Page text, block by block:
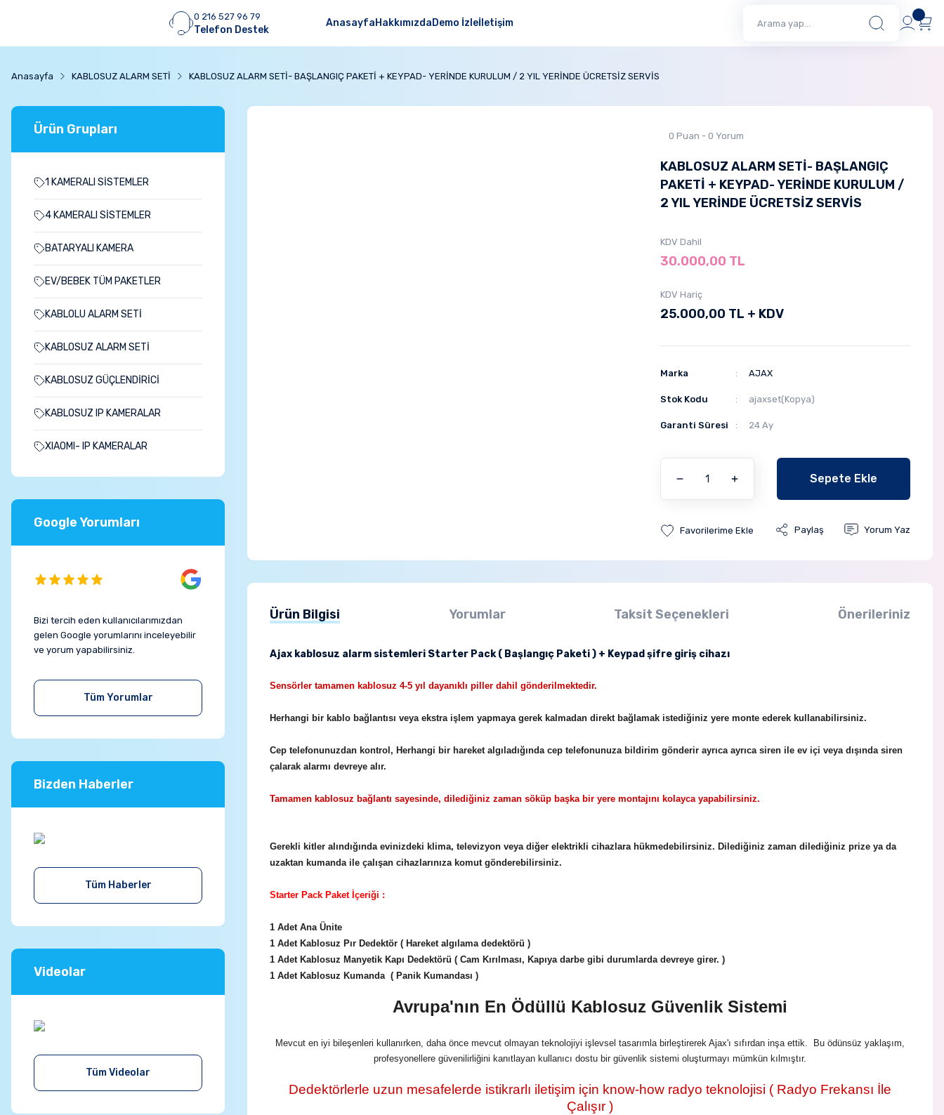
0 216 527 96 79
Telefon Destek
AnasayfaHakkımızdaDemo İzleİletişim
Anasayfa KABLOSUZ ALARM SETİ KABLOSUZ ALARM SETİ- BAŞLANGIÇ PAKETİ + KEYPAD- YERİNDE KURULUM / 2 YIL YERİNDE ÜCRETSİZ SERVİS
Ürün Grupları
1 KAMERALI SİSTEMLER
4 KAMERALI SİSTEMLER
BATARYALI KAMERA
EV/BEBEK TÜM PAKETLER
KABLOLU ALARM SETİ
KABLOSUZ ALARM SETİ
KABLOSUZ GÜÇLENDİRİCİ
KABLOSUZ IP KAMERALAR
XIAOMI- IP KAMERALAR
Google Yorumları
Bizi tercih eden kullanıcılarımızdan
gelen Google yorumlarını inceleyebilir
ve yorum yapabilirsiniz.
Tüm Yorumlar
Bizden Haberler
Tüm Haberler
Videolar
Tüm Videolar
0 Puan - 0 Yorum
KABLOSUZ ALARM SETİ- BAŞLANGIÇ
PAKETİ + KEYPAD- YERİNDE KURULUM /
2 YIL YERİNDE ÜCRETSİZ SERVİS
KDV Dahil
30.000,00 TL
KDV Hariç
25.000,00 TL + KDV
Marka AJAX
Stok Kodu ajaxset(Kopya)
Garanti Süresi 24 Ay
Sepete Ekle
Paylaş Yorum Yaz
Ürün Bilgisi Yorumlar Taksit Seçenekleri Önerileriniz
Ajax kablosuz alarm sistemleri Starter Pack ( Başlangıç Paketi ) + Keypad şifre giriş cihazı
Sensörler tamamen kablosuz 4-5 yıl dayanıklı piller dahil gönderilmektedir.
Herhangi bir kablo bağlantısı veya ekstra işlem yapmaya gerek kalmadan direkt bağlamak istediğiniz yere monte ederek kullanabilirsiniz.
Cep telefonunuzdan kontrol, Herhangi bir hareket algıladığında cep telefonunuza bildirim gönderir ayrıca ayrıca siren ile ev içi veya dışında siren
çalarak alarmı devreye alır.
Tamamen kablosuz bağlantı sayesinde, dilediğiniz zaman söküp başka bir yere montajını kolayca yapabilirsiniz.
Gerekli kitler alındığında evinizdeki klima, televizyon veya diğer elektrikli cihazlara hükmedebilirsiniz. Dilediğiniz zaman dilediğiniz prize ya da
uzaktan kumanda ile çalışan cihazlarınıza komut gönderebilirsiniz.
Starter Pack Paket İçeriği :
1 Adet Ana Ünite
1 Adet Kablosuz Pır Dedektör ( Hareket algılama dedektörü )
1 Adet Kablosuz Manyetik Kapı Dedektörü ( Cam Kırılması, Kapıya darbe gibi durumlarda devreye girer. )
1 Adet Kablosuz Kumanda ( Panik Kumandası )
Avrupa'nın En Ödüllü Kablosuz Güvenlik Sistemi
Mevcut en iyi bileşenleri kullanırken, daha önce mevcut olmayan teknolojiyi işlevsel tasarımla birleştirerek Ajax'ı sıfırdan inşa ettik. Bu ödünsüz yaklaşım,
profesyonellere güvenilirliğini kanıtlayan kullanıcı dostu bir güvenlik sistemi oluşturmayı mümkün kılmıştır.
Dedektörlerle uzun mesafelerde istikrarlı iletişim için know-how radyo teknolojisi ( Radyo Frekansı İle
Çalışır )